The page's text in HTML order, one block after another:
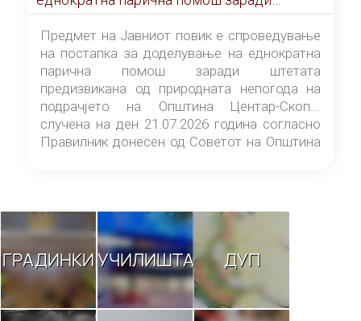
штетата предизвикана од природната
непогода на подрачјето на Општина
Центар-Скопје случена на ден 21.07.2026
година
Предмет на Јавниот повик е спроведување
на постапка за доделување на еднократна
парична помош заради штетата
предизвикана од природната непогода на
подрачјето на Општина Центар-Скопје
случена на ден 21.07.2026 година согласно
Правилник донесен од Советот на Општина
ГРАДИНКИУЧИЛИШТА ДУП